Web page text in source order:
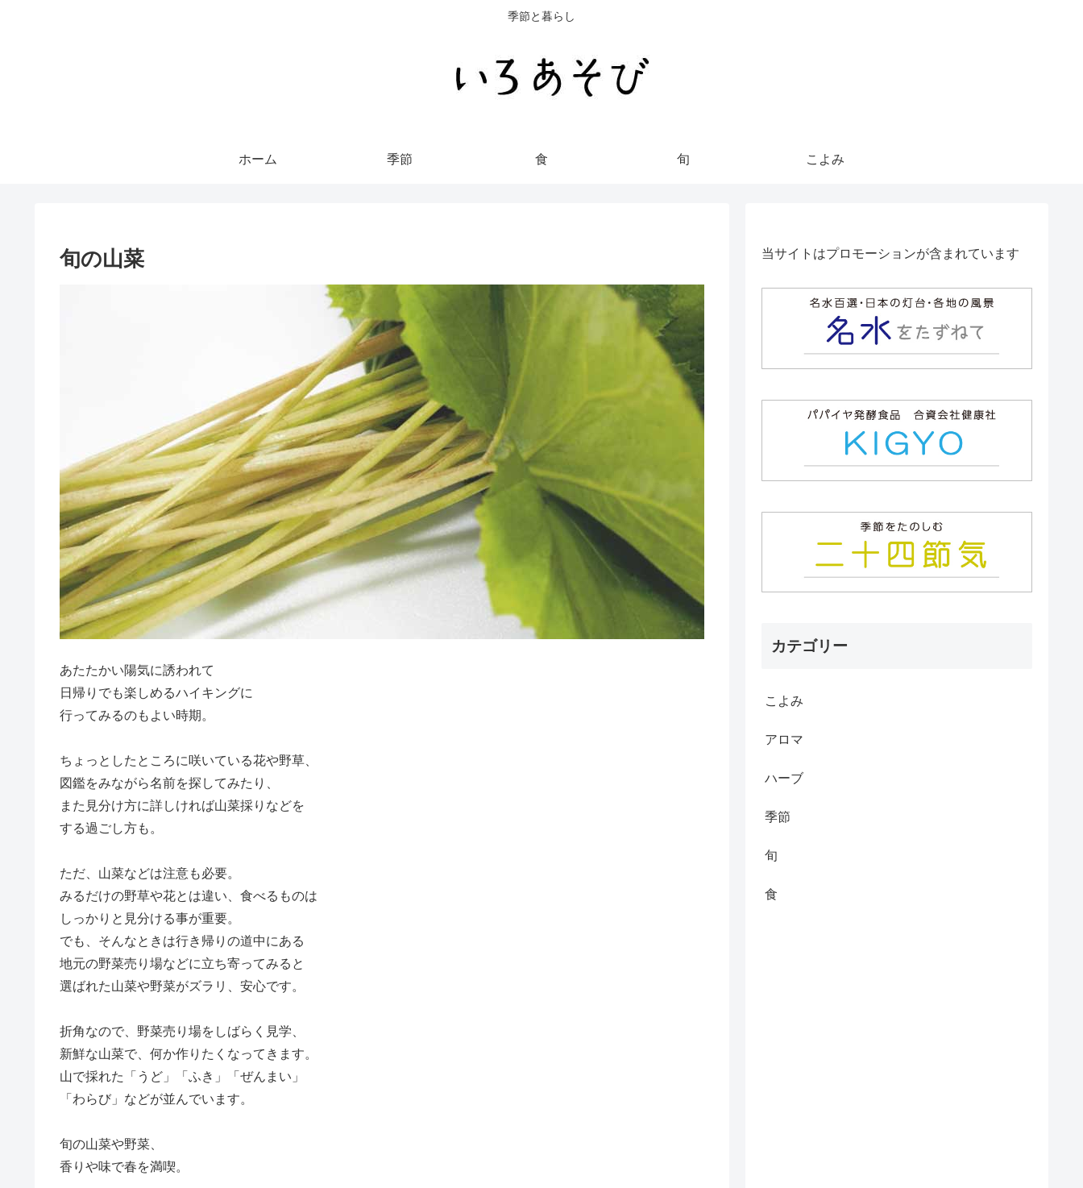
季節と暮らし
ホーム 季節 食 旬 こよみ
旬の山菜
あたたかい陽気に誘われて
日帰りでも楽しめるハイキングに
行ってみるのもよい時期。
ちょっとしたところに咲いている花や野草、
図鑑をみながら名前を探してみたり、
また見分け方に詳しければ山菜採りなどを
する過ごし方も。
ただ、山菜などは注意も必要。
みるだけの野草や花とは違い、食べるものは
しっかりと見分ける事が重要。
でも、そんなときは行き帰りの道中にある
地元の野菜売り場などに立ち寄ってみると
選ばれた山菜や野菜がズラリ、安心です。
折角なので、野菜売り場をしばらく見学、
新鮮な山菜で、何か作りたくなってきます。
山で採れた「うど」「ふき」「ぜんまい」
「わらび」などが並んでいます。
旬の山菜や野菜、
香りや味で春を満喫。
当サイトはプロモーションが含まれています
カテゴリー
こよみ
アロマ
ハーブ
季節
旬
食